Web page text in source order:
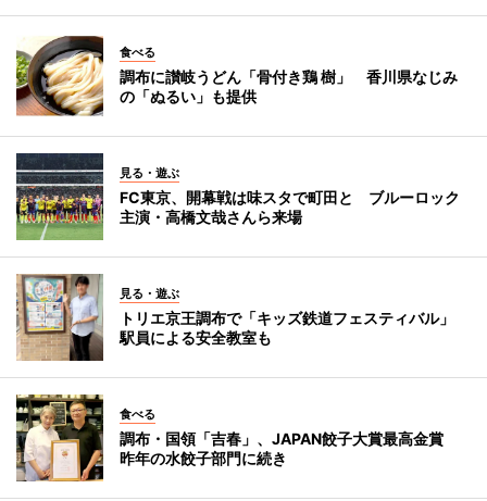
食べる
調布に讃岐うどん「骨付き鶏 樹」 香川県なじみ
の「ぬるい」も提供
見る・遊ぶ
FC東京、開幕戦は味スタで町田と ブルーロック
主演・高橋文哉さんら来場
見る・遊ぶ
トリエ京王調布で「キッズ鉄道フェスティバル」
駅員による安全教室も
食べる
調布・国領「吉春」、JAPAN餃子大賞最高金賞
昨年の水餃子部門に続き